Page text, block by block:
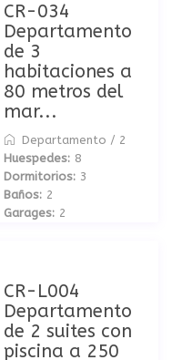
CR-034
Departamento
de 3
habitaciones a
80 metros del
mar...
Departamento / 2
Huespedes: 8
Dormitorios: 3
Baños: 2
Garages: 2
CR-L004
Departamento
de 2 suites con
piscina a 250